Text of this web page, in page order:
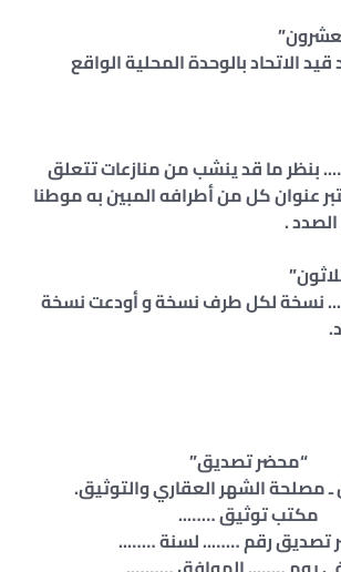
الاتحاد بالوحدة المحلية الواقع
ما قد ينشب من منازعات تتعلق
عنوان كل من أطرافه المبين به موطنا
.
نسخة لكل طرف نسخة و أودعت نسخة
“محضر تصديق”
ـ مصلحة الشهر العقاري والتوثيق.
مكتب توثيق ……..
تصديق رقم …….. لسنة ……..